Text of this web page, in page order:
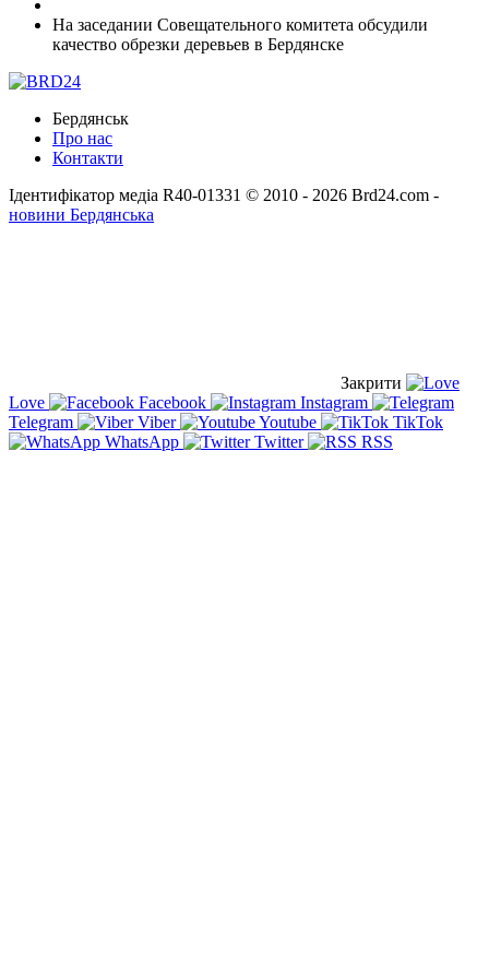
На заседании Совещательного комитета обсудили
качество обрезки деревьев в Бердянске
Бердянськ
Про нас
Контакти
Ідентифікатор медіа R40-01331 © 2010 - 2026 Brd24.com -
новини Бердянська
Закрити
Love
Facebook
Instagram
Telegram
Viber Youtube
TikTok
WhatsApp
Twitter RSS